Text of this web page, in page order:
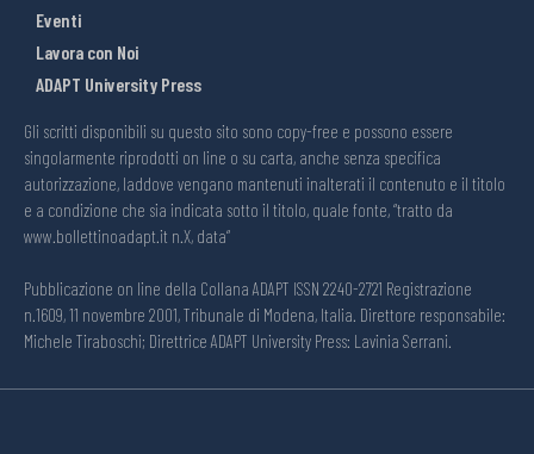
Eventi
Lavora con Noi
ADAPT University Press
Gli scritti disponibili su questo sito sono copy-free e possono essere
singolarmente riprodotti on line o su carta, anche senza specifica
autorizzazione, laddove vengano mantenuti inalterati il contenuto e il titolo
e a condizione che sia indicata sotto il titolo, quale fonte, “tratto da
www.bollettinoadapt.it n.X, data“
Pubblicazione on line della Collana ADAPT ISSN 2240-2721 Registrazione
n.1609, 11 novembre 2001, Tribunale di Modena, Italia. Direttore responsabile:
Michele Tiraboschi; Direttrice ADAPT University Press: Lavinia Serrani.